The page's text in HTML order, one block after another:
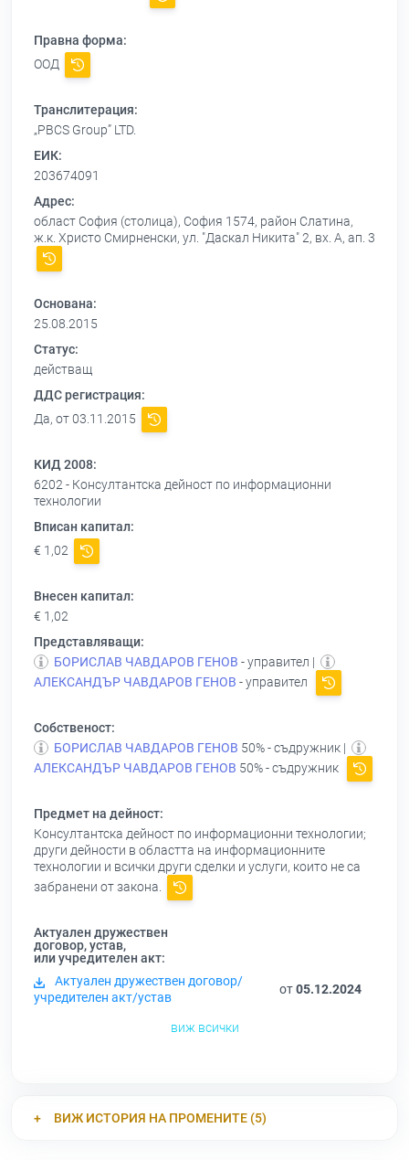
Правна форма:
ООД
Транслитерация:
„PBCS Group” LTD.
ЕИК:
203674091
Адрес:
област София (столица), София 1574, район Слатина,
ж.к. Христо Смирненски, ул. "Даскал Никита" 2, вх. А, ап. 3
Основана:
25.08.2015
Статус:
действащ
ДДС регистрация:
Да, от 03.11.2015
КИД 2008:
6202 - Консултантска дейност по информационни
технологии
Вписан капитал:
€ 1,02
Внесен капитал:
€ 1,02
Представляващи:
БОРИСЛАВ ЧАВДАРОВ ГЕНОВ - управител |
АЛЕКСАНДЪР ЧАВДАРОВ ГЕНОВ - управител
Собственост:
БОРИСЛАВ ЧАВДАРОВ ГЕНОВ 50% - съдружник |
АЛЕКСАНДЪР ЧАВДАРОВ ГЕНОВ 50% - съдружник
Предмет на дейност:
Консултантска дейност по информационни технологии;
други дейности в областта на информационните
технологии и всички други сделки и услуги, които не са
забранени от закона.
Актуален дружествен
договор, устав,
или учредителен акт:
Актуален дружествен договор/
учредителен акт/устав
от05.12.2024
виж всички
ВИЖ ИСТОРИЯ НА ПРОМЕНИТЕ (5)